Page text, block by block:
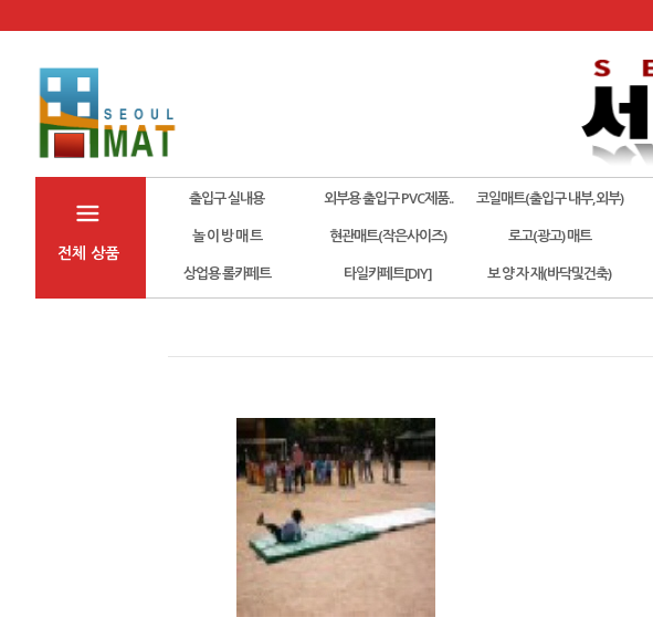
전체 상품
출입구 실내용 외부용 출입구 PVC제품.. 코일매트(출입구 내부,외부)
놀 이 방 매 트
현관매트(작은사이즈) 로고(광고) 매트
상업용 롤카페트
타일카페트[DIY] 보 양 자 재(바닥및건축)